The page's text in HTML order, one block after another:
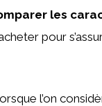
les
pour
l’on